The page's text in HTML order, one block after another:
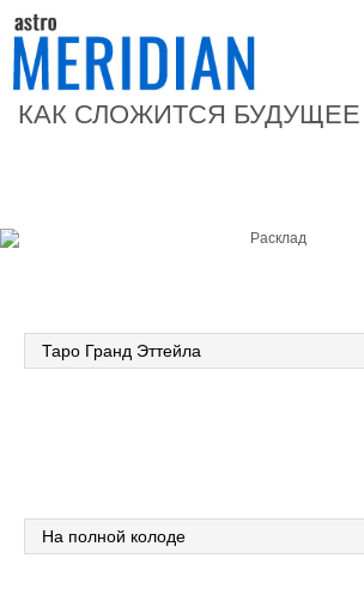
КАК СЛОЖИТСЯ БУДУЩЕЕ